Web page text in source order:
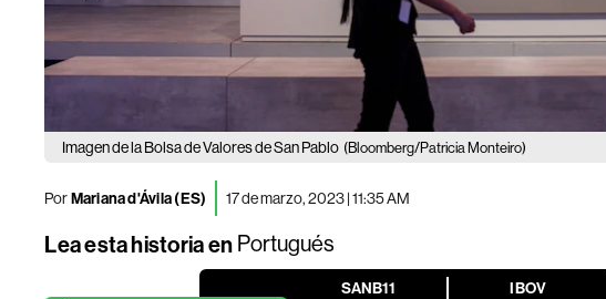
Imagen de la Bolsa de Valores de San Pablo (Bloomberg/Patricia Monteiro)
PorMariana d'Ávila (ES) 17 de marzo, 2023 | 11:35 AM
Lea esta historia en Portugués
SANB11 IBOV